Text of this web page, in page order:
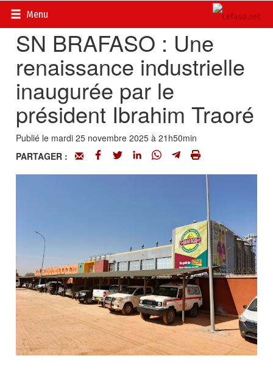
Menu
Accueil>
SN BRAFASO : Une
renaissance industrielle
inaugurée par le
président Ibrahim Traoré
Publié le mardi 25 novembre 2025 à 21h50min
PARTAGER :